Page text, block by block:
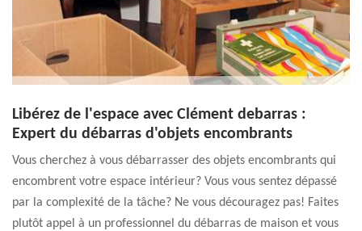
Libérez de l'espace avec Clément debarras :
Expert du débarras d'objets encombrants
Vous cherchez à vous débarrasser des objets encombrants qui
encombrent votre espace intérieur? Vous vous sentez dépassé
par la complexité de la tâche? Ne vous découragez pas! Faites
plutôt appel à un professionnel du débarras de maison et vous